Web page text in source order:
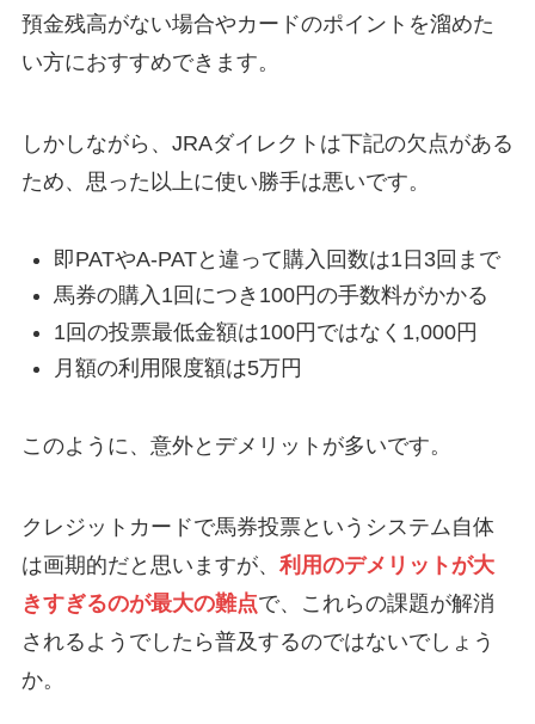
預金残高がない場合やカードのポイントを溜めた
い方におすすめできます。
しかしながら、JRAダイレクトは下記の欠点がある
ため、思った以上に使い勝手は悪いです。
即PATやA-PATと違って購入回数は1日3回まで
馬券の購入1回につき100円の手数料がかかる
1回の投票最低金額は100円ではなく1,000円
月額の利用限度額は5万円
このように、意外とデメリットが多いです。
クレジットカードで馬券投票というシステム自体
は画期的だと思いますが、 利用のデメリットが大
きすぎるのが最大の難点で、これらの課題が解消
されるようでしたら普及するのではないでしょう
か。